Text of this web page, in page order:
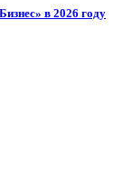
в 2026 году